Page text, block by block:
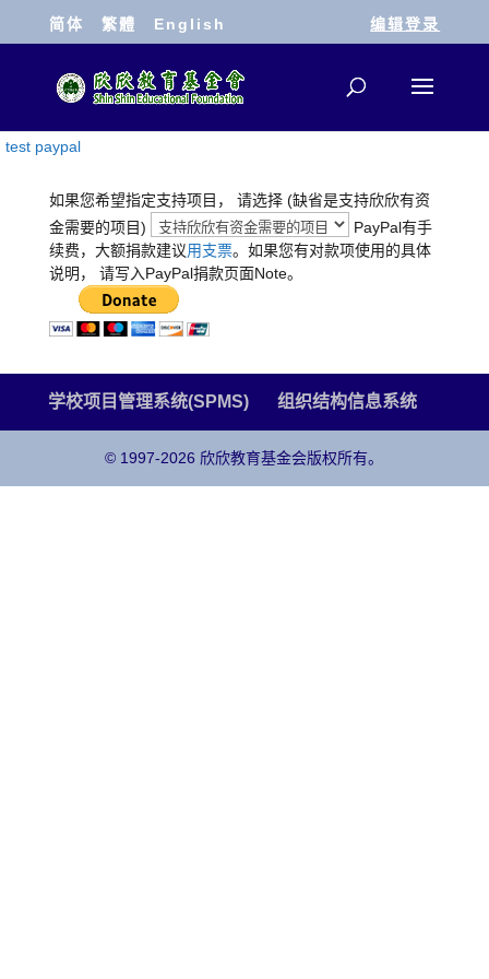
简体 繁體 English 编辑登录
test paypal
如果您希望指定支持项目， 请选择 (缺省是支持欣欣有资
金需要的项目)
PayPal有手
续费，大额捐款建议用支票。如果您有对款项使用的具体
说明， 请写入PayPal捐款页面Note。
学校项目管理系统(SPMS) 组织结构信息系统
© 1997-2026 欣欣教育基金会版权所有。